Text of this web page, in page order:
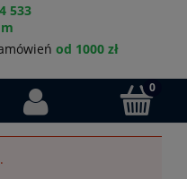
533
od 1000 zł